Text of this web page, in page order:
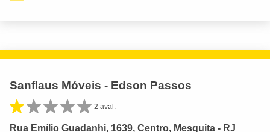
Sanflaus Móveis - Edson Passos
2 aval.
Rua Emílio Guadanhi, 1639, Centro, Mesquita - RJ